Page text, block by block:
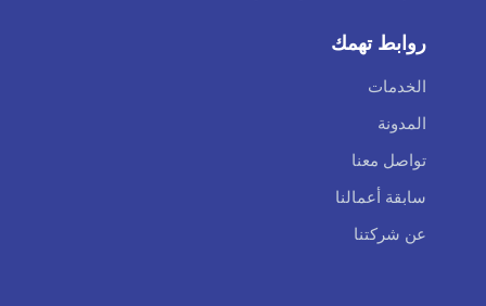
روابط تهمك
الخدمات
المدونة
تواصل معنا
سابقة أعمالنا
عن شركتنا